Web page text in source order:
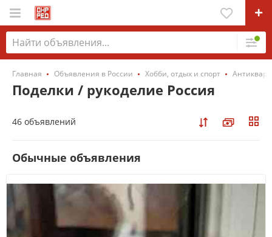
Главная Объявления в России Хобби, отдых и спорт
Поделки / рукоделие Россия
46 объявлений
Обычные объявления